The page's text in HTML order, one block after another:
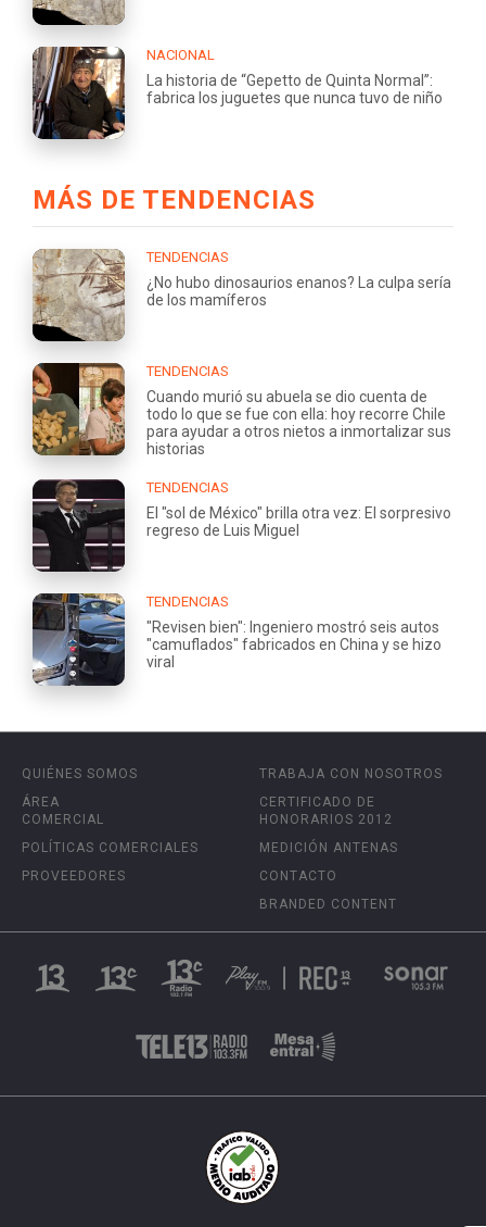
NACIONAL
La historia de “Gepetto de Quinta Normal”:
fabrica los juguetes que nunca tuvo de niño
MÁS DE TENDENCIAS
TENDENCIAS
¿No hubo dinosaurios enanos? La culpa sería
de los mamíferos
TENDENCIAS
Cuando murió su abuela se dio cuenta de
todo lo que se fue con ella: hoy recorre Chile
para ayudar a otros nietos a inmortalizar sus
historias
TENDENCIAS
El "sol de México" brilla otra vez: El sorpresivo
regreso de Luis Miguel
TENDENCIAS
"Revisen bien": Ingeniero mostró seis autos
"camuflados" fabricados en China y se hizo
viral
QUIÉNES SOMOS
ÁREA
COMERCIAL
POLÍTICAS COMERCIALES
PROVEEDORES
TRABAJA CON NOSOTROS
CERTIFICADO DE
HONORARIOS 2012
MEDICIÓN ANTENAS
CONTACTO
BRANDED CONTENT